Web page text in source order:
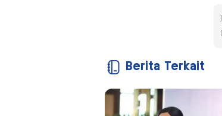
Berita Terkait